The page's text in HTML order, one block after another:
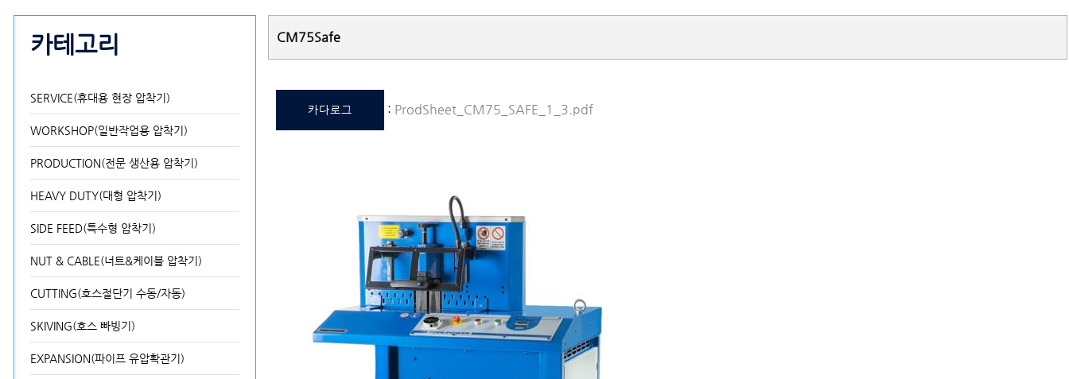
카테고리
SERVICE(휴대용 현장 압착기)
WORKSHOP(일반작업용 압착기)
PRODUCTION(전문 생산용 압착기)
HEAVY DUTY(대형 압착기)
SIDE FEED(특수형 압착기)
NUT & CABLE(너트&케이블 압착기)
CUTTING(호스절단기 수동/자동)
SKIVING(호스 빠빙기)
EXPANSION(파이프 유압확관기)
CM75Safe
카다로그 : ProdSheet_CM75_SAFE_1_3.pdf